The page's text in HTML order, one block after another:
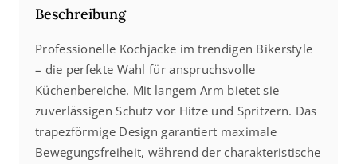
Beschreibung
Professionelle Kochjacke im trendigen Bikerstyle
– die perfekte Wahl für anspruchsvolle
Küchenbereiche. Mit langem Arm bietet sie
zuverlässigen Schutz vor Hitze und Spritzern. Das
trapezförmige Design garantiert maximale
Bewegungsfreiheit, während der charakteristische